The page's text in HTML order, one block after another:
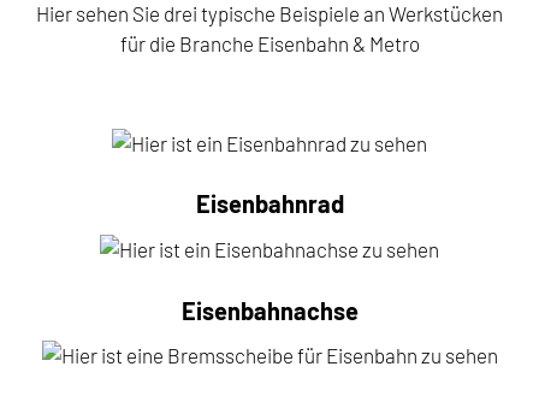
Hier sehen Sie drei typische Beispiele an Werkstücken
für die Branche Eisenbahn & Metro
Eisenbahnrad
Eisenbahnachse